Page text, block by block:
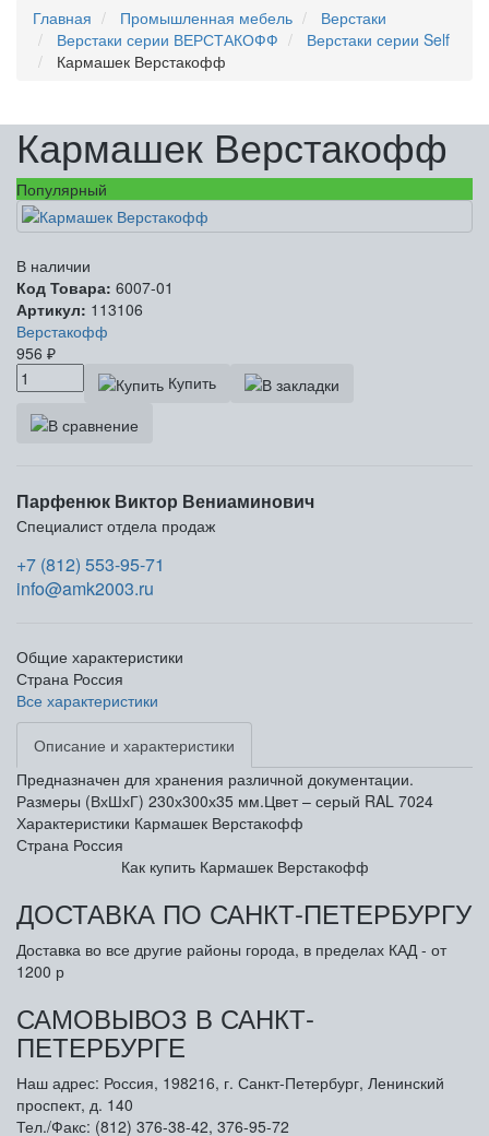
Главная Промышленная мебель
Верстаки
Верстаки серии ВЕРСТАКОФФ
Верстаки серии Self
Кармашек Верстакофф
Кармашек Верстакофф
Популярный
В наличии
Код Товара: 6007-01
Артикул: 113106
Верстакофф
956 ₽
Купить
Парфенюк Виктор Вениаминович
Специалист отдела продаж
+7 (812) 553-95-71
info@amk2003.ru
Общие характеристики
Страна Россия
Все характеристики
Описание и характеристики
Предназначен для хранения различной документации.
Размеры (ВхШхГ) 230х300х35 мм.Цвет – серый RAL 7024
Характеристики Кармашек Верстакофф
Страна Россия
Как купить Кармашек Верстакофф
ДОСТАВКА ПО САНКТ-ПЕТЕРБУРГУ
Доставка во все другие районы города, в пределах КАД - от
1200 р
САМОВЫВОЗ В САНКТ-
ПЕТЕРБУРГЕ
Наш адрес: Россия, 198216, г. Санкт-Петербург, Ленинский
проспект, д. 140
Тел./Факс: (812) 376-38-42, 376-95-72